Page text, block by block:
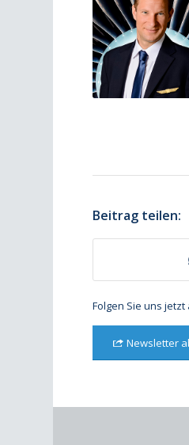
Beitrag teilen:
Folgen Sie uns
Newsletter